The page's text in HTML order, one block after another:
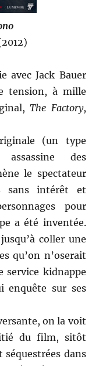
avec Jack Bauer
tension, à mille
The Factory,
(un type
des
le spectateur
sans intérêt et
pour
a été inventée.
coller une
qu’on n’oserait
service kidnappe
sur ses
on la voit
du film, sitôt
séquestrées dans